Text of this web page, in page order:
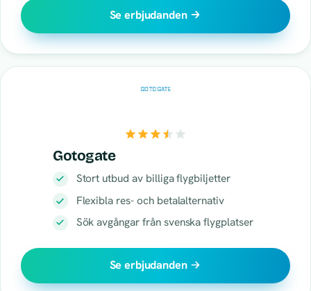
Se erbjudanden
Gotogate
Stort utbud av billiga flygbiljetter
Flexibla res- och betalalternativ
Sök avgångar från svenska flygplatser
Se erbjudanden